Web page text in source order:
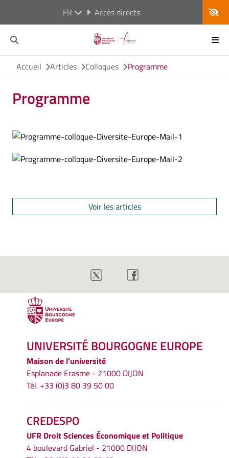
FR Accès directs
Accueil Articles Colloques Programme
Programme
Voir les articles
UNIVERSITÉ BOURGOGNE EUROPE
Maison de l'université
Esplanade Erasme - 21000 DIJON
Tél. +33 (0)3 80 39 50 00
CREDESPO
UFR Droit Sciences Économique et Politique
4 boulevard Gabriel - 21000 DIJON